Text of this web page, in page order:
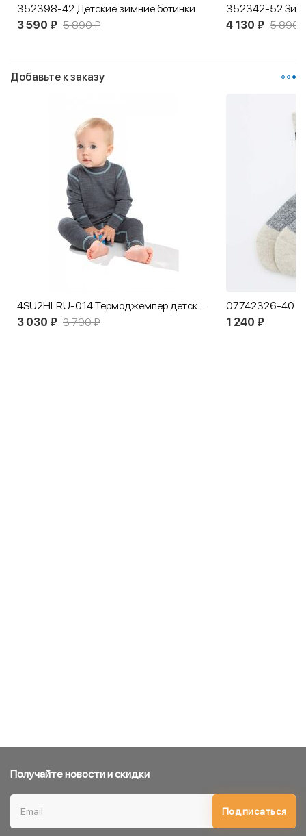
352398-42 Детские зимние ботинки
3 590 ₽ 5 890 ₽ 4 130 ₽ 5 890
Добавьте к заказу
4SU2HLRU-014 Термоджемпер детский NORVEG Soft Kids серый
3 030 ₽ 3 790 ₽ 1 240 ₽
Получайте новости и скидки
Подписаться